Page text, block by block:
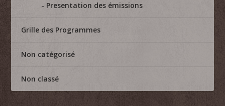
Presentation des émissions
Grille des Programmes
Non catégorisé
Non classé